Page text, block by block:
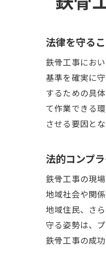
法律を守る
鉄骨工事にお
基準を確実に
するための具
て作業できる
させる要因とな
法的コンプ
鉄骨工事の現
地域社会や関
地域住民、さ
守る姿勢は、
鉄骨工事の成